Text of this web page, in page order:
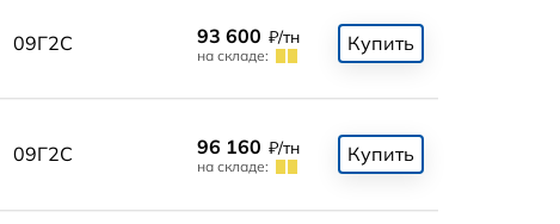
09Г2С 93 600 ₽/тн
на складе:
Купить
09Г2С 96 160 ₽/тн
на складе:
Купить